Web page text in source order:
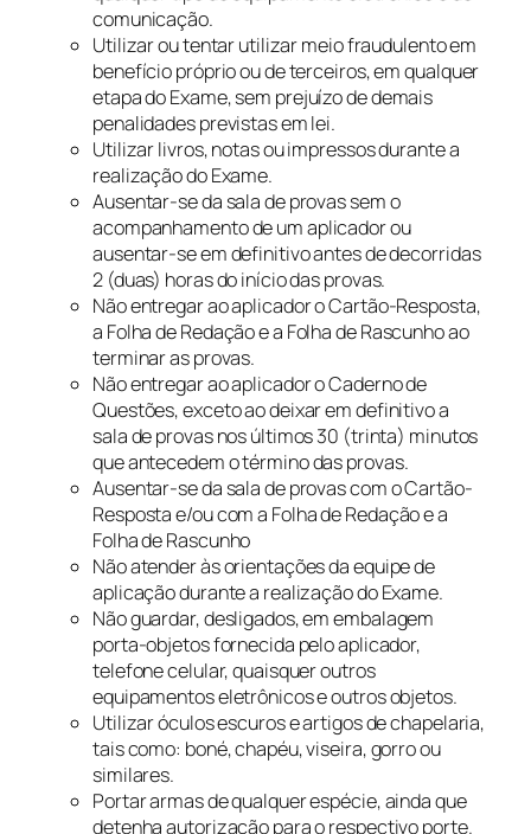
comunicação.
Utilizar ou tentar utilizar meio fraudulento em
benefício próprio ou de terceiros, em qualquer
etapa do Exame, sem prejuízo de demais
penalidades previstas em lei.
Utilizar livros, notas ou impressos durante a
realização do Exame.
Ausentar-se da sala de provas sem o
acompanhamento de um aplicador ou
ausentar-se em definitivo antes de decorridas
2 (duas) horas do início das provas.
Não entregar ao aplicador o Cartão-Resposta,
a Folha de Redação e a Folha de Rascunho ao
terminar as provas.
Não entregar ao aplicador o Caderno de
Questões, exceto ao deixar em definitivo a
sala de provas nos últimos 30 (trinta) minutos
que antecedem o término das provas.
Ausentar-se da sala de provas com o Cartão-
Resposta e/ou com a Folha de Redação e a
Folha de Rascunho
Não atender às orientações da equipe de
aplicação durante a realização do Exame.
Não guardar, desligados, em embalagem
porta-objetos fornecida pelo aplicador,
telefone celular, quaisquer outros
equipamentos eletrônicos e outros objetos.
Utilizar óculos escuros e artigos de chapelaria,
tais como: boné, chapéu, viseira, gorro ou
similares.
Portar armas de qualquer espécie, ainda que
detenha autorização para o respectivo porte.